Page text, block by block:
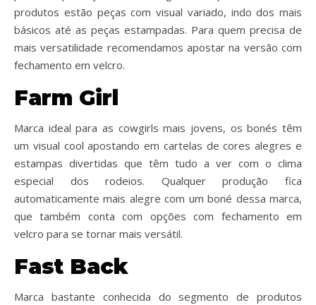
produtos estão peças com visual variado, indo dos mais
básicos até as peças estampadas. Para quem precisa de
mais versatilidade recomendamos apostar na versão com
fechamento em velcro.
Farm Girl
Marca ideal para as cowgirls mais jovens, os bonés têm
um visual cool apostando em cartelas de cores alegres e
estampas divertidas que têm tudo a ver com o clima
especial dos rodeios. Qualquer produção fica
automaticamente mais alegre com um boné dessa marca,
que também conta com opções com fechamento em
velcro para se tornar mais versátil.
Fast Back
Marca bastante conhecida do segmento de produtos